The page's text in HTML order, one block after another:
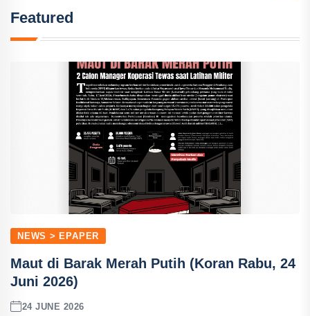
Featured
NEWS > EPAPER
Maut di Barak Merah Putih (Koran Rabu, 24
Juni 2026)
24 JUNE 2026